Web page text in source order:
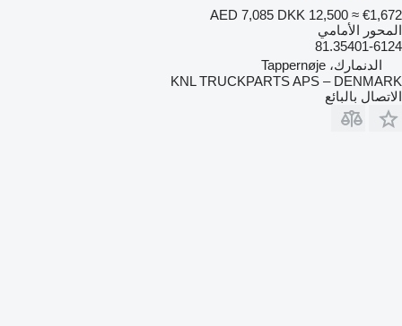
AED 7,085 DKK 12,500 ≈ €1,672
المحور الأمامي
81.35401-6124
الدنمارك، Tappernøje
KNL TRUCKPARTS APS – DENMARK
الاتصال بالبائع